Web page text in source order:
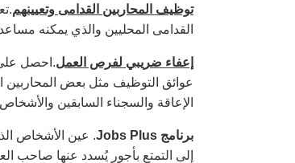
توظيف المحاربين القدامى وتعيينهم
القدامى المحليين والذي يمكنه
إعفاء ضريبي لفرص العمل
عوائق التوظيف مثل بعض المحاربين
الإعاقة والسجناء السابقين
برنامج Jobs Plus. عين الأشخاص
إلى التمتع بأجور يُسدد عنها صاحب